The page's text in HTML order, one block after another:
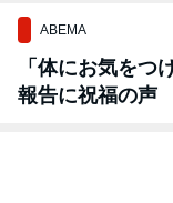
ABEMA
「体にお気をつ
報告に祝福の声